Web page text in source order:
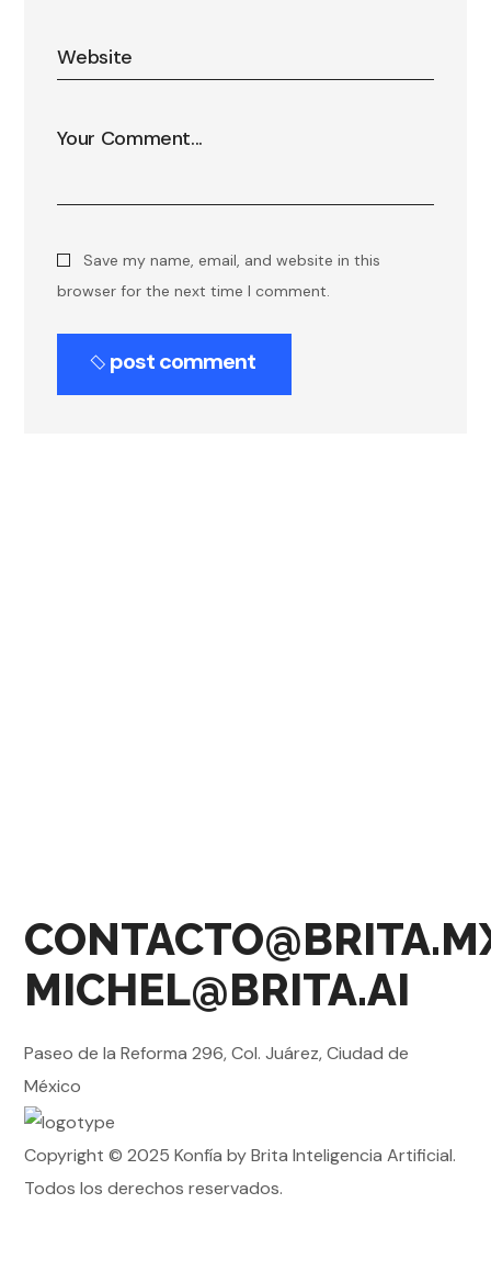
Save my name, email, and website in this
browser for the next time I comment.
post comment
MICHEL@BRITA.AI
Paseo de la Reforma 296, Col. Juárez, Ciudad de
México
Copyright © 2025 Konfía by Brita Inteligencia Artificial.
Todos los derechos reservados.